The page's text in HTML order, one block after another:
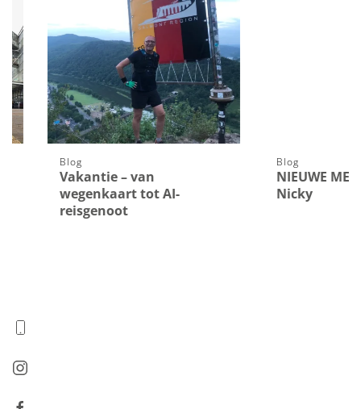
Vakantie – van
wegenkaart tot AI-
reisgenoot
NIEUWE